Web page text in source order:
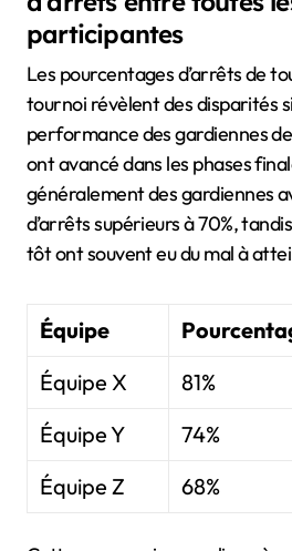
participantes
Les pourcentages d’arrêts de
tournoi révèlent des disparités
performance des gardiennes
ont avancé dans les phases
généralement des gardiennes
d’arrêts supérieurs à 70%,
tôt ont souvent eu du mal à
Équipe
Équipe X
81%
Équipe Y
74%
Équipe Z
68%